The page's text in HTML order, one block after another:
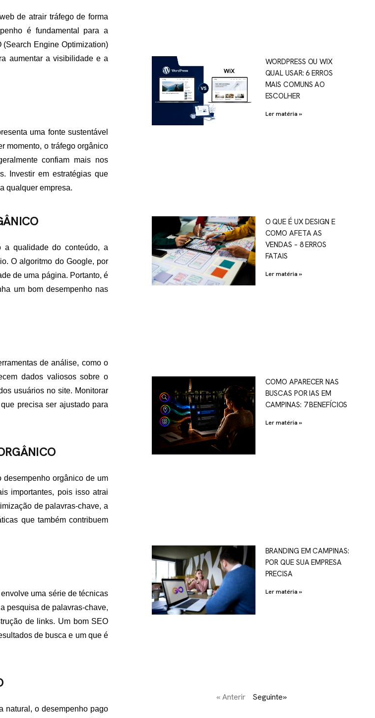
FALE CONOSCO
contato@eamidiadigital.com.br
de atrair tráfego de forma
é fundamental para a
Engine Optimization)
aumentar a visibilidade e a
uma fonte sustentável
momento, o tráfego orgânico
confiam mais nos
Investir em estratégias que
qualquer empresa.
a qualidade do conteúdo, a
O algoritmo do Google, por
de uma página. Portanto, é
um bom desempenho nas
de análise, como o
dados valiosos sobre o
usuários no site. Monitorar
precisa ser ajustado para
desempenho orgânico de um
importantes, pois isso atrai
de palavras-chave, a
que também contribuem
uma série de técnicas
pesquisa de palavras-chave,
de links. Um bom SEO
de busca e um que é
natural, o desempenho pago
WORDPRESS OU WIX
QUAL USAR: 6 ERROS
MAIS COMUNS AO
ESCOLHER
Ler matéria »
O QUE É UX DESIGN E
COMO AFETA AS
VENDAS – 8 ERROS
FATAIS
Ler matéria »
COMO APARECER NAS
BUSCAS POR IAS EM
CAMPINAS: 7 BENEFÍCIOS
Ler matéria »
BRANDING EM CAMPINAS:
POR QUE SUA EMPRESA
PRECISA
Ler matéria »
« Anterir Seguinte»